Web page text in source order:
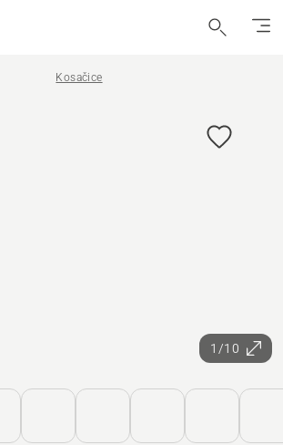
Kosačice
1/10